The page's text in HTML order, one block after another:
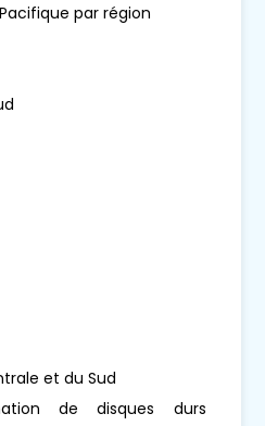
par région
et du Sud
de disques durs